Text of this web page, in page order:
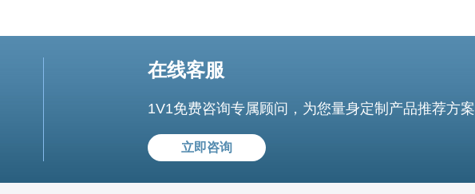
在线客服
1V1免费咨询专属顾问，为您量身定制产品推荐方案
立即咨询